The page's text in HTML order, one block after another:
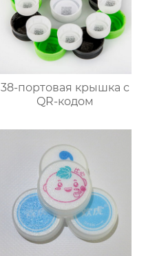
38-портовая крышка с
QR-кодом